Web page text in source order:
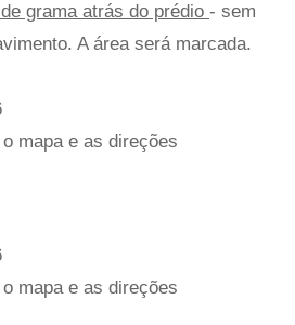
de grama atrás do prédio - sem
A área será marcada.
mapa e as direções
mapa e as direções